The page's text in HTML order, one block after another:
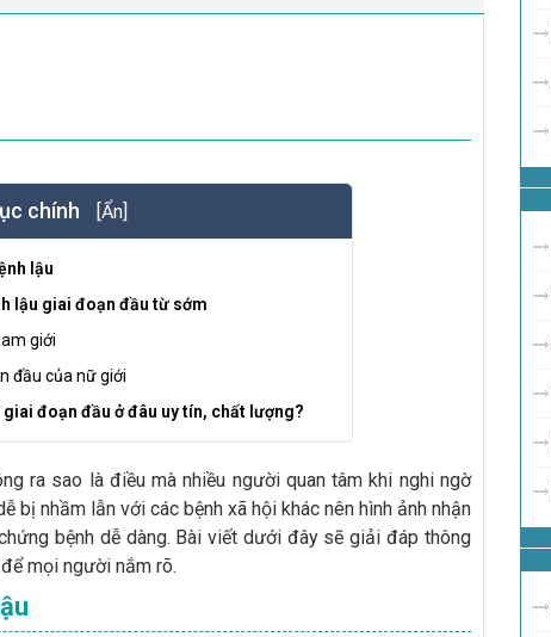
chính [Ẩn]
lậu
lậu giai đoạn đầu từ sớm
giới
đầu của nữ giới
đoạn đầu ở đâu uy tín, chất lượng?
ra sao là điều mà nhiều người quan tâm khi nghi ngờ
bị nhầm lẫn với các bệnh xã hội khác nên hình ảnh nhận
bệnh dễ dàng. Bài viết dưới đây sẽ giải đáp thông
mọi người nắm rõ.